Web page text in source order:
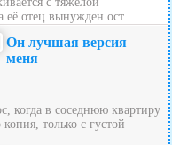
её отец вынужден ост...
Он лучшая версия
меня
когда в соседнюю квартиру
только с густой